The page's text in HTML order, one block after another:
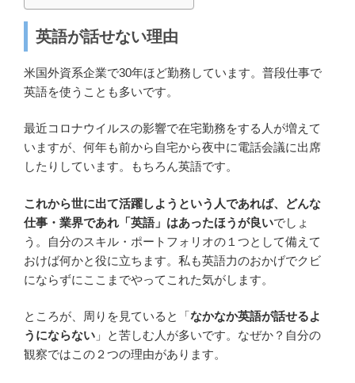
英語が話せない理由
米国外資系企業で30年ほど勤務しています。普段仕事で
英語を使うことも多いです。
最近コロナウイルスの影響で在宅勤務をする人が増えて
いますが、何年も前から自宅から夜中に電話会議に出席
したりしています。もちろん英語です。
これから世に出て活躍しようという人であれば、どんな
仕事・業界であれ「英語」はあったほうが良いでしょ
う。自分のスキル・ポートフォリオの１つとして備えて
おけば何かと役に立ちます。私も英語力のおかげでクビ
にならずにここまでやってこれた気がします。
ところが、周りを見ていると「なかなか英語が話せるよ
うにならない 」と苦しむ人が多いです。なぜか？自分の
観察ではこの２つの理由があります。